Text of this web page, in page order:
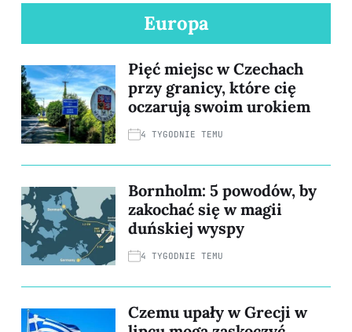
Europa
Pięć miejsc w Czechach
przy granicy, które cię
oczarują swoim urokiem
4 TYGODNIE TEMU
Bornholm: 5 powodów, by
zakochać się w magii
duńskiej wyspy
4 TYGODNIE TEMU
Czemu upały w Grecji w